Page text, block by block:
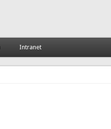
Intranet